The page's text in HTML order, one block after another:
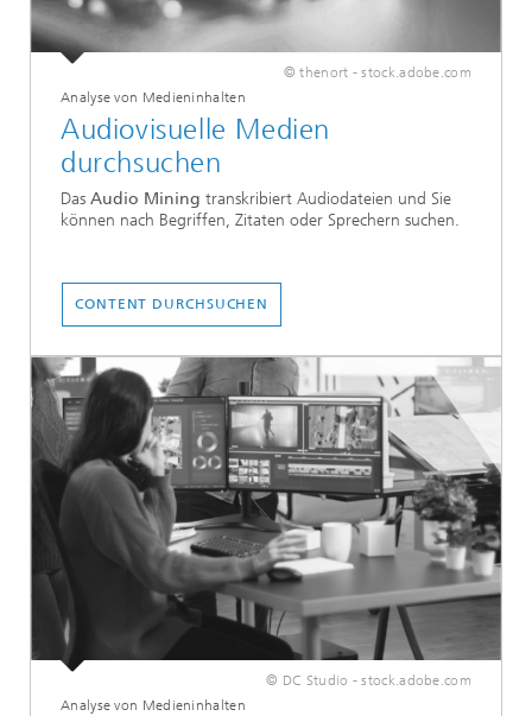
© thenort - stock.adobe.com
Analyse von Medieninhalten
Audiovisuelle Medien
durchsuchen
Das Audio Mining transkribiert Audiodateien und Sie
können nach Begriffen, Zitaten oder Sprechern suchen.
CONTENT DURCHSUCHEN
© DC Studio - stock.adobe.com
Analyse von Medieninhalten